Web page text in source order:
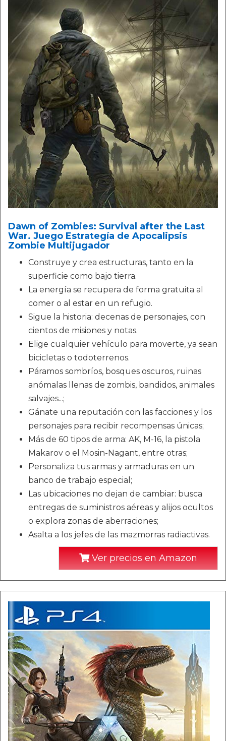
Dawn of Zombies: Survival after the Last
War. Juego Estrategía de Apocalipsis
Zombie Multijugador
Construye y crea estructuras, tanto en la
superficie como bajo tierra.
La energía se recupera de forma gratuita al
comer o al estar en un refugio.
Sigue la historia: decenas de personajes, con
cientos de misiones y notas.
Elige cualquier vehículo para moverte, ya sean
bicicletas o todoterrenos.
Páramos sombríos, bosques oscuros, ruinas
anómalas llenas de zombis, bandidos, animales
salvajes...;
Gánate una reputación con las facciones y los
personajes para recibir recompensas únicas;
Más de 60 tipos de arma: AK, M-16, la pistola
Makarov o el Mosin-Nagant, entre otras;
Personaliza tus armas y armaduras en un
banco de trabajo especial;
Las ubicaciones no dejan de cambiar: busca
entregas de suministros aéreas y alijos ocultos
o explora zonas de aberraciones;
Asalta a los jefes de las mazmorras radiactivas.
Ver precios en Amazon